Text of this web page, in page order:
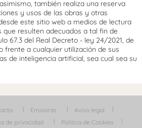
asimismo, también realiza una reserva
y usos de las obras y otras
este sitio web a medios de lectura
que resulten adecuados a tal fin de
67.3 del Real Decreto - ley 24/2021, de
frente a cualquier utilización de sus
de inteligencia artificial, sea cual sea su
Emisoras
Aviso legal
de privacidad Política de Cookies